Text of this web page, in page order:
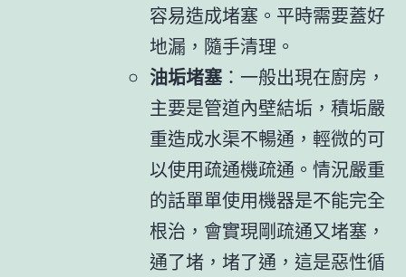
容易造成堵塞。平時需要蓋好
地漏，隨手清理。
油垢堵塞：一般出現在廚房，
主要是管道內壁結垢，積垢嚴
重造成水渠不暢通，輕微的可
以使用疏通機疏通。情況嚴重
的話單單使用機器是不能完全
根治，會實現剛疏通又堵塞，
通了堵，堵了通，這是惡性循